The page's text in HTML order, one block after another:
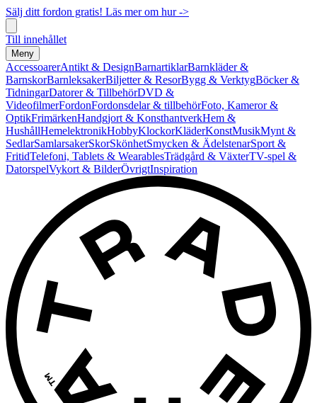
Sälj ditt fordon gratis! Läs mer om hur ->
Till innehållet
Meny
AccessoarerAntikt & DesignBarnartiklarBarnkläder &
BarnskorBarnleksakerBiljetter & ResorBygg & VerktygBöcker &
TidningarDatorer & TillbehörDVD &
VideofilmerFordonFordonsdelar & tillbehörFoto, Kameror &
OptikFrimärkenHandgjort & KonsthantverkHem &
HushållHemelektronikHobbyKlockorKläderKonstMusikMynt &
SedlarSamlarsakerSkorSkönhetSmycken & ÄdelstenarSport &
FritidTelefoni, Tablets & WearablesTrädgård & VäxterTV-spel &
DatorspelVykort & BilderÖvrigtInspiration